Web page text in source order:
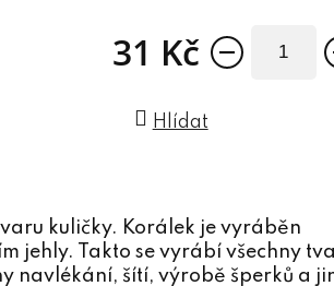
31 Kč
Hlídat
kuličky. Korálek je vyráběn
jehly. Takto se vyrábí všechny
navlékání, šítí, výrobě šperků a